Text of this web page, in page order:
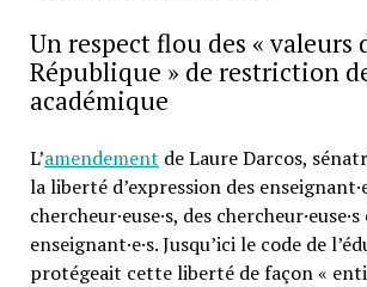
Un respect flou des « valeurs
République » de restriction
académique
L’amendement de Laure Darcos,
la liberté d’expression des
chercheur·euse·s, des
enseignant·e·s. Jusqu’ici le code de
protégeait cette liberté de façon «